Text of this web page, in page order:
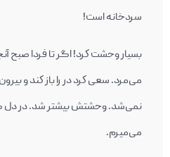
سردخانه است!
بسيار وحشت كرد! اگر تا فردا صبح
می‌مرد. سعی كرد در را باز كند و
نمی‌شد. وحشتش بيشتر شد. در دل
می‌ميرم.